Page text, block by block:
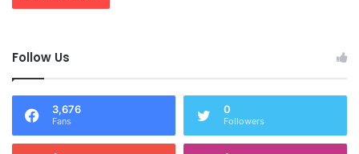
Follow Us
3,676
Fans
0
Followers